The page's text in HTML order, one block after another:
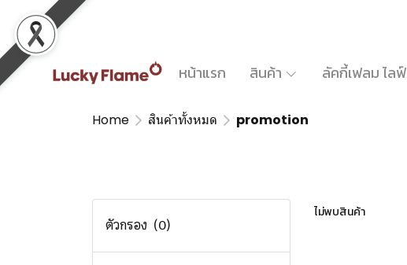
หน้าแรก สินค้า ลัคกี้เฟลม ไลฟ์
Home สินค้าทั้งหมด promotion
ตัวกรอง (0)
สินค้าทั้งหมด
สินค้าขายดี Trending now
เตาแก๊ส
เตาแก๊สตั้งโต๊ะ
เตาไฟฟ้า
ไม่พบสินค้า